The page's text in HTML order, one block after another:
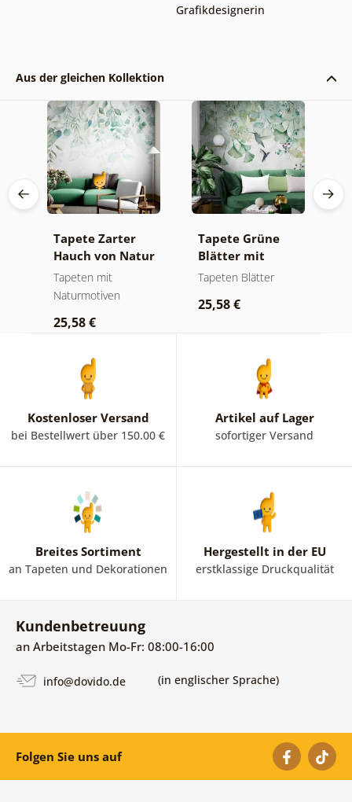
Grafikdesignerin
Aus der gleichen Kollektion
Tapete Zarter
Hauch von Natur
Tapeten mit
Naturmotiven
25,58 €
Tapete Grüne
Blätter mit
Kolibris
Tapeten Blätter
25,58 €
Kostenloser Versand
bei Bestellwert über 150.00 €
Artikel auf Lager
sofortiger Versand
Breites Sortiment
an Tapeten und Dekorationen
Hergestellt in der EU
erstklassige Druckqualität
Kundenbetreuung
an Arbeitstagen Mo-Fr: 08:00-16:00
info@dovido.de (in englischer Sprache)
Folgen Sie uns auf